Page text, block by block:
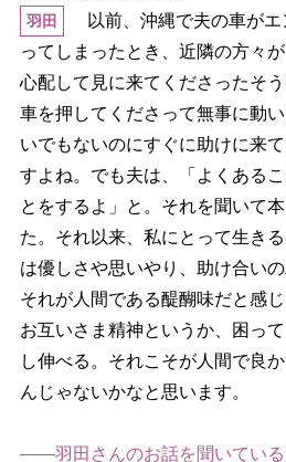
羽田
以前、沖縄で夫の車がエ
ってしまったとき、近隣の方々
心配して見に来てくださったそ
車を押してくださって無事に動
いでもないのにすぐに助けに来
すよね。でも夫は、「よくある
とをするよ」と。それを聞いて
た。それ以来、私にとって生き
は優しさや思いやり、助け合い
それが人間である醍醐味だと感
お互いさま精神というか、困っ
し伸べる。それこそが人間で良
んじゃないかなと思います。
――羽田さんのお話を聞いている